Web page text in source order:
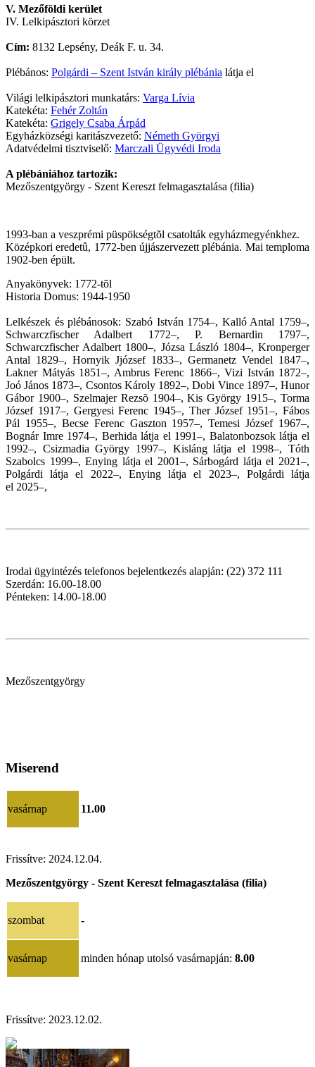
V. Mezőföldi kerület
IV. Lelkipásztori körzet
Cím: 8132 Lepsény, Deák F. u. 34.
Plébános: Polgárdi – Szent István király plébánia látja el
Világi lelkipásztori munkatárs: Varga Lívia
Katekéta: Fehér Zoltán
Katekéta: Grigely Csaba Árpád
Egyházközségi karitászvezető: Németh Györgyi
Adatvédelmi tisztviselő: Marczali Ügyvédi Iroda
A plébániához tartozik:
Mezőszentgyörgy - Szent Kereszt felmagasztalása (filia)
1993-ban a veszprémi püspökségtõl csatolták egyházmegyénkhez.
Középkori eredetû, 1772-ben újjászervezett plébánia. Mai temploma
1902-ben épült.
Anyakönyvek: 1772-tõl
Historia Domus: 1944-1950
Lelkészek és plébánosok: Szabó István 1754–, Kalló Antal 1759–,
Schwarczfischer Adalbert 1772–, P. Bernardin 1797–,
Schwarczfischer Adalbert 1800–, Józsa László 1804–, Kronperger
Antal 1829–, Hornyik Jjózsef 1833–, Germanetz Vendel 1847–,
Lakner Mátyás 1851–, Ambrus Ferenc 1866–, Vizi István 1872–,
Joó János 1873–, Csontos Károly 1892–, Dobi Vince 1897–, Hunor
Gábor 1900–, Szelmajer Rezsõ 1904–, Kis György 1915–, Torma
József 1917–, Gergyesi Ferenc 1945–, Ther József 1951–, Fábos
Pál 1955–, Becse Ferenc Gaszton 1957–, Temesi József 1967–,
Bognár Imre 1974–, Berhida látja el 1991–, Balatonbozsok látja el
1992–, Csizmadia György 1997–, Kisláng látja el 1998–, Tóth
Szabolcs 1999–, Enying látja el 2001–, Sárbogárd látja el 2021–,
Polgárdi látja el 2022–, Enying látja el 2023–, Polgárdi látja
el 2025–,
Irodai ügyintézés telefonos bejelentkezés alapján: (22) 372 111
Szerdán: 16.00-18.00
Pénteken: 14.00-18.00
Mezőszentgyörgy
Miserend
vasárnap 11.00
Frissítve: 2024.12.04.
Mezőszentgyörgy - Szent Kereszt felmagasztalása (filia)
szombat -
vasárnap minden hónap utolsó vasárnapján: 8.00
Frissítve: 2023.12.02.